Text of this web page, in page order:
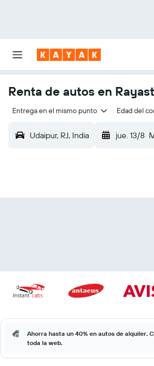
Renta de autos en
Entrega en el mismo punto Edad del
Udaipur, RJ, India jue. 13/8
Ahorra hasta un 40% en autos de alquiler.
toda la web.